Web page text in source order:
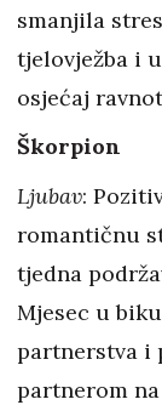
smanjila
tjelovježba i
osjećaj
Škorpion
Ljubav:
romantičnu
tjedna
Mjesec u
partnerstva i
partnerom